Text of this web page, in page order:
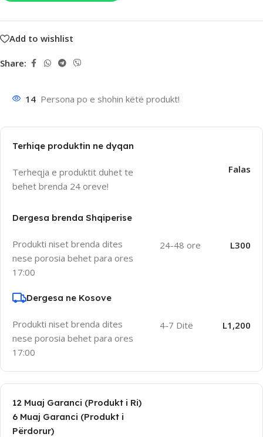
Add to wishlist
Share:
14 Persona po e shohin këtë produkt!
Terhiqe produktin ne dyqan
Terheqja e produktit duhet te
behet brenda 24 oreve!
Falas
Dergesa brenda Shqiperise
Produkti niset brenda dites
nese porosia behet para ores
17:00
24-48 ore L300
Dergesa ne Kosove
Produkti niset brenda dites
nese porosia behet para ores
17:00
4-7 Ditë L1,200
12 Muaj Garanci (Produkt i Ri)
6 Muaj Garanci (Produkt i
Përdorur)